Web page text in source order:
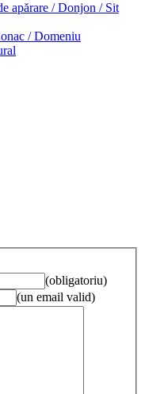
apărare / Donjon / Sit
/ Domeniu
(obligatoriu)
(un email valid)